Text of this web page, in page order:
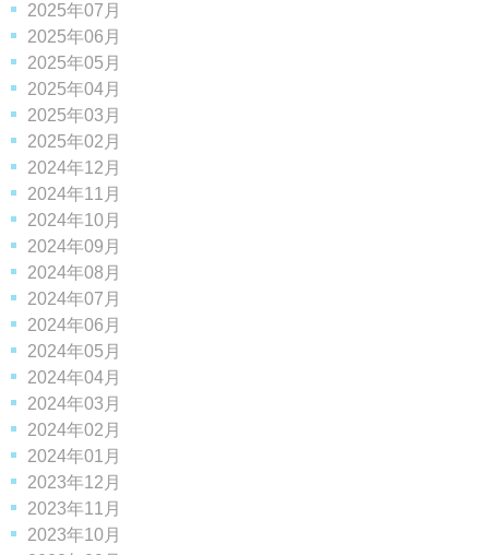
2025年07月
2025年06月
2025年05月
2025年04月
2025年03月
2025年02月
2024年12月
2024年11月
2024年10月
2024年09月
2024年08月
2024年07月
2024年06月
2024年05月
2024年04月
2024年03月
2024年02月
2024年01月
2023年12月
2023年11月
2023年10月